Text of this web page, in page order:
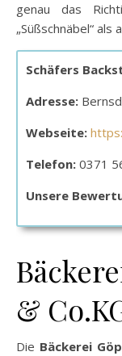
genau das
„Süßschnäbel“
Schäfers
Adresse:
Webseite:
Telefon: 0371
Unsere
&
Die Bäckerei